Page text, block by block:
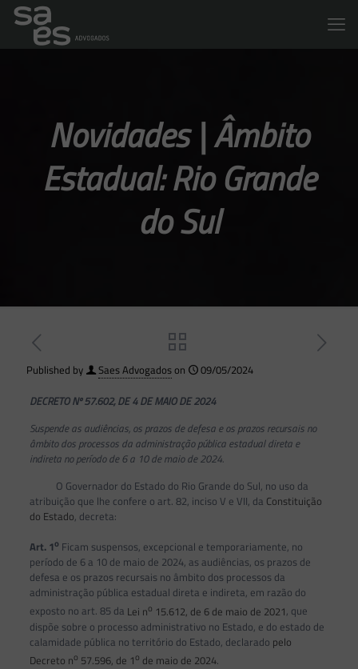
Novidades | Âmbito
Estadual: Rio Grande
do Sul
Published by Saes Advogadoson
09/05/2024
DECRETO Nº 57.602, DE 4 DE MAIO DE 2024
Suspende as audiências, os prazos de defesa e os prazos recursais no
âmbito dos processos da administração pública estadual direta e
indireta no período de 6 a 10 de maio de 2024.
O Governador do Estado do Rio Grande do Sul, no uso da
atribuição que lhe confere o art. 82, inciso V e VII, da Constituição
do Estado, decreta:
Art. 1o Ficam suspensos, excepcional e temporariamente, no
período de 6 a 10 de maio de 2024, as audiências, os prazos de
defesa e os prazos recursais no âmbito dos processos da
administração pública estadual direta e indireta, em razão do
exposto no art. 85 da Lei no 15.612, de 6 de maio de 2021, que
dispõe sobre o processo administrativo no Estado, e do estado de
calamidade pública no território do Estado, declarado pelo
Decreto no 57.596, de 1o de maio de 2024.